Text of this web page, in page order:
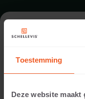
Toestemming
Deze website
FORMAT